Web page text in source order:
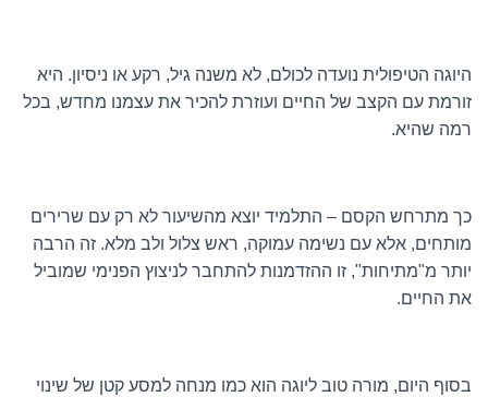
היוגה הטיפולית נועדה לכולם, לא משנה גיל, רקע או ניסיון. היא
זורמת עם הקצב של החיים ועוזרת להכיר את עצמנו מחדש, בכל
רמה שהיא.
כך מתרחש הקסם – התלמיד יוצא מהשיעור לא רק עם שרירים
מותחים, אלא עם נשימה עמוקה, ראש צלול ולב מלא. זה הרבה
יותר מ"מתיחות", זו ההזדמנות להתחבר לניצוץ הפנימי שמוביל
את החיים.
בסוף היום, מורה טוב ליוגה הוא כמו מנחה למסע קטן של שינוי